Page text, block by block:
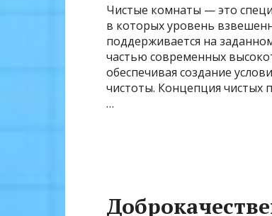
Чистые комнаты — это
в которых уровень
поддерживается на
частью современных
обеспечивая создание
чистоты. Концепция чистых
…